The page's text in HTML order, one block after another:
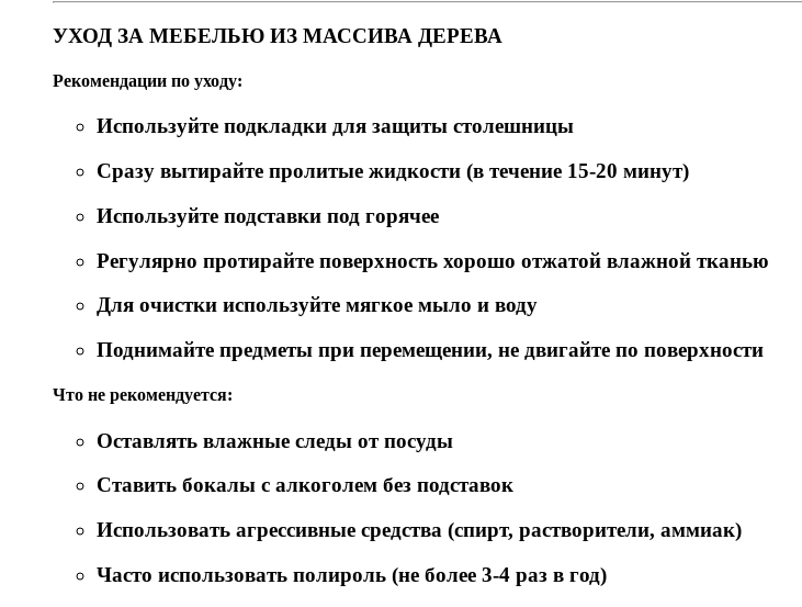
УХОД ЗА МЕБЕЛЬЮ ИЗ МАССИВА ДЕРЕВА
Рекомендации по уходу:
Используйте подкладки для защиты столешницы
Сразу вытирайте пролитые жидкости (в течение 15-20 минут)
Используйте подставки под горячее
Регулярно протирайте поверхность хорошо отжатой влажной тканью
Для очистки используйте мягкое мыло и воду
Поднимайте предметы при перемещении, не двигайте по поверхности
Что не рекомендуется:
Оставлять влажные следы от посуды
Ставить бокалы с алкоголем без подставок
Использовать агрессивные средства (спирт, растворители, аммиак)
Часто использовать полироль (не более 3-4 раз в год)